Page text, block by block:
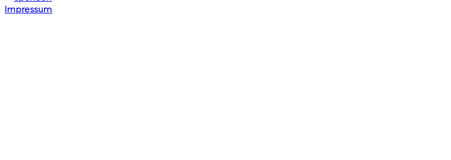
Impressum